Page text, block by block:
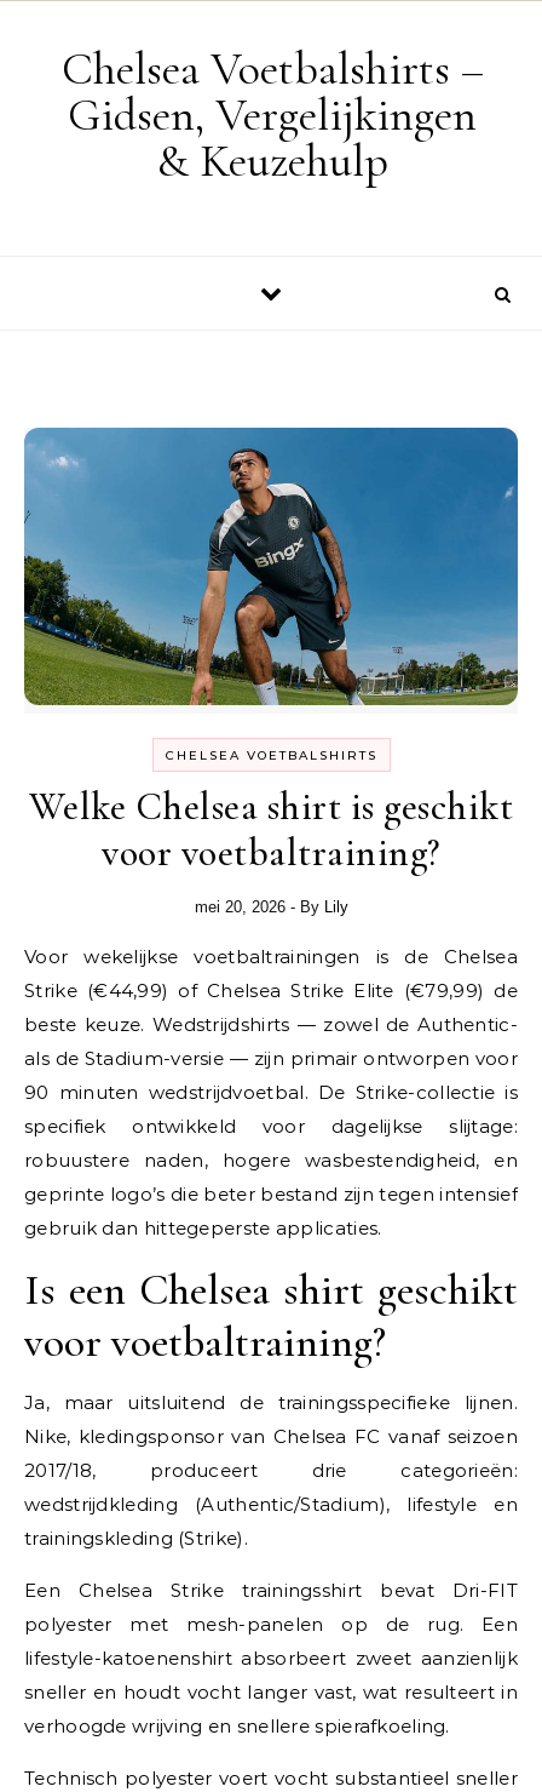
Chelsea Voetbalshirts –
Gidsen, Vergelijkingen
& Keuzehulp
CHELSEA VOETBALSHIRTS
Welke Chelsea shirt is geschikt
voor voetbaltraining?
mei 20, 2026 - By Lily
Voor wekelijkse voetbaltrainingen is de Chelsea
Strike (€44,99) of Chelsea Strike Elite (€79,99) de
beste keuze. Wedstrijdshirts — zowel de Authentic-
als de Stadium-versie — zijn primair ontworpen voor
90 minuten wedstrijdvoetbal. De Strike-collectie is
specifiek ontwikkeld voor dagelijkse slijtage:
robuustere naden, hogere wasbestendigheid, en
geprinte logo’s die beter bestand zijn tegen intensief
gebruik dan hittegeperste applicaties.
Is een Chelsea shirt geschikt
voor voetbaltraining?
Ja, maar uitsluitend de trainingsspecifieke lijnen.
Nike, kledingsponsor van Chelsea FC vanaf seizoen
2017/18, produceert drie categorieën:
wedstrijdkleding (Authentic/Stadium), lifestyle en
trainingskleding (Strike).
Een Chelsea Strike trainingsshirt bevat Dri-FIT
polyester met mesh-panelen op de rug. Een
lifestyle-katoenenshirt absorbeert zweet aanzienlijk
sneller en houdt vocht langer vast, wat resulteert in
verhoogde wrijving en snellere spierafkoeling.
Technisch polyester voert vocht substantieel sneller